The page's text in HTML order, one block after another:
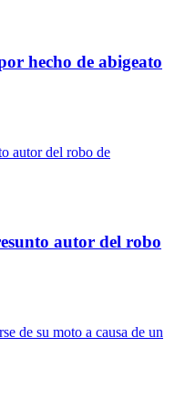
hecho de abigeato
autor del robo